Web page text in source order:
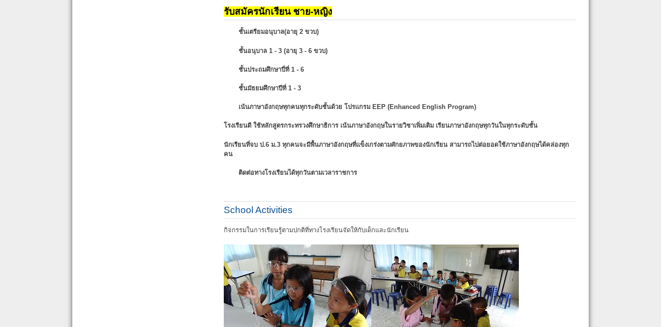
รับสมัครนักเรียน ชาย-หญิง
ชั้นเตรียมอนุบาล(อายุ 2 ขวบ)
ชั้นอนุบาล 1 - 3 (อายุ 3 - 6 ขวบ)
ชั้นประถมศึกษาปี่ที่ 1 - 6
ชั้นมัธยมศึกษาปีที่ 1 - 3
เน้นภาษาอังกฤษทุกคนทุกระดับชั้นด้วย โปรแกรม EEP (Enhanced English Program)
โรงเรียนดี ใช้หลักสูตรกระทรวงศึกษาธิการ เน้นภาษาอังกฤษในรายวิชาเพิ่มเติม เรียนภาษาอังกฤษทุกวันในทุกระดับชั้น
นักเรียนที่จบ ป.6 ม.3 ทุกคนจะมีพื้นภาษาอังกฤษที่แข็งเกร่งตามศักยภาพของนักเรียน สามารถไปต่อยอดใช้ภาษาอังกฤษได้คล่องทุก
คน
ติดต่อทางโรงเรียนได้ทุกวันตามเวลาราชการ
School Activities
กิจกรรมในการเรียนรู้ตามปกติที่ทางโรงเรียนจัดให้กับเด็กและนักเรียน